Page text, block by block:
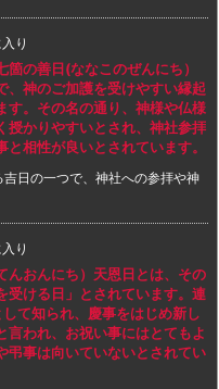
り
の善日(ななこのぜんにち）
、神のご加護を受けやすい縁起
す。その名の通り、神様や仏様
授かりやすいとされ、神社参拝
相性が良いとされています。
日の一つで、神社への参拝や神
り
んおんにち）天恩日とは、その
受ける日」とされています。連
て知られ、慶事をはじめ新し
言われ、お祝い事にはとてもよ
弔事は向いていないとされてい